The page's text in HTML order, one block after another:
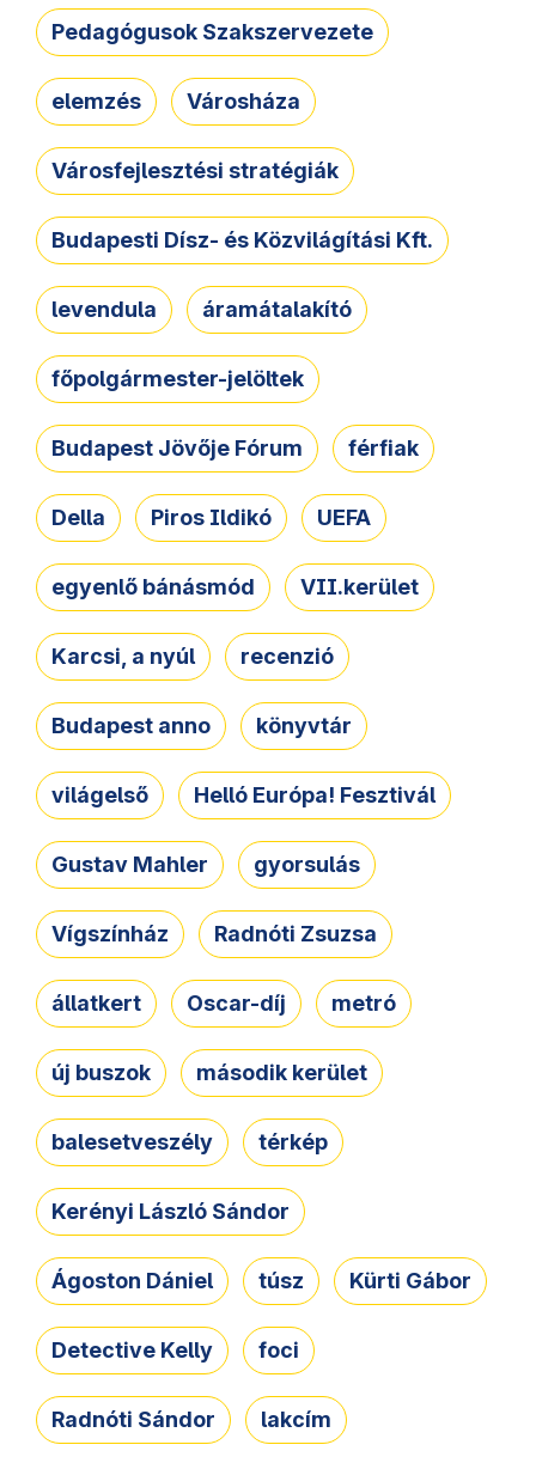
Pedagógusok Szakszervezete
elemzés Városháza
Városfejlesztési stratégiák
Budapesti Dísz- és Közvilágítási Kft.
levendula áramátalakító
főpolgármester-jelöltek
Budapest Jövője Fórum férfiak
Della Piros Ildikó UEFA
egyenlő bánásmód VII.kerület
Karcsi, a nyúl recenzió
Budapest anno könyvtár
világelső Helló Európa! Fesztivál
Gustav Mahler gyorsulás
Vígszínház Radnóti Zsuzsa
állatkert Oscar-díj metró
új buszok második kerület
balesetveszély térkép
Kerényi László Sándor
Ágoston Dániel túsz Kürti Gábor
Detective Kelly foci
Radnóti Sándor lakcím